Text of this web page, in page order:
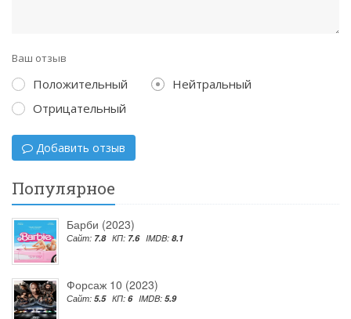
Ваш отзыв
Положительный
Нейтральный
Отрицательный
Добавить отзыв
Популярное
Барби (2023)
Сайт: 7.8 КП: 7.6 IMDB: 8.1
Форсаж 10 (2023)
Сайт: 5.5 КП: 6 IMDB: 5.9